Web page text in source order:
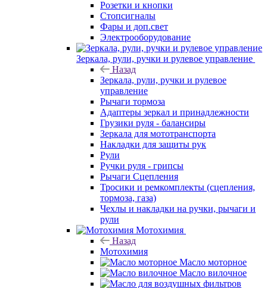
Розетки и кнопки
Стопсигналы
Фары и доп.свет
Электрооборудование
Зеркала, рули, ручки и рулевое управление
Назад
Зеркала, рули, ручки и рулевое
управление
Рычаги тормоза
Адаптеры зеркал и принадлежности
Грузики руля - балансиры
Зеркала для мототранспорта
Накладки для защиты рук
Рули
Ручки руля - грипсы
Рычаги Сцепления
Тросики и ремкомплекты (сцепления,
тормоза, газа)
Чехлы и накладки на ручки, рычаги и
рули
Мотохимия
Назад
Мотохимия
Масло моторное
Масло вилочное